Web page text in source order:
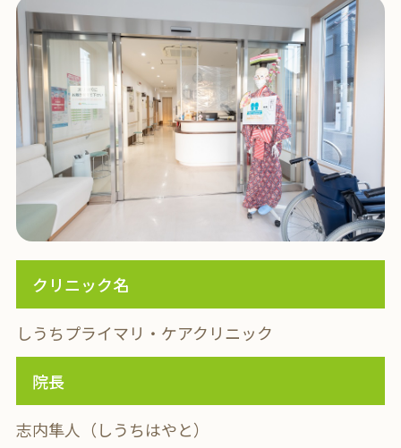
クリニック名
しうちプライマリ・ケアクリニック
院長
志内隼人（しうちはやと）